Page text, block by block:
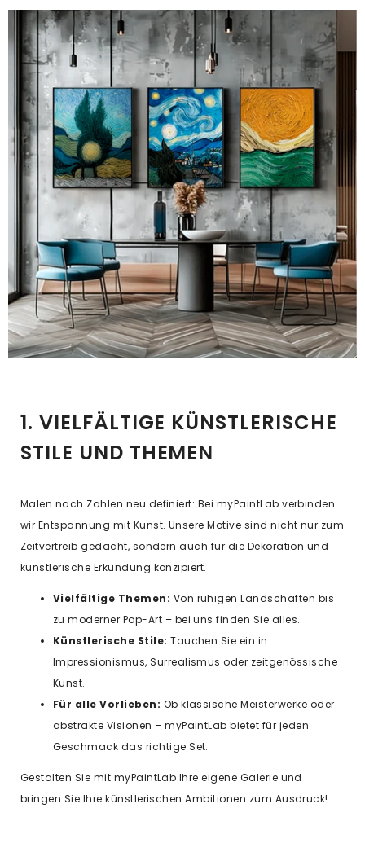
1. VIELFÄLTIGE KÜNSTLERISCHE
STILE UND THEMEN
Malen nach Zahlen neu definiert: Bei myPaintLab verbinden
wir Entspannung mit Kunst. Unsere Motive sind nicht nur zum
Zeitvertreib gedacht, sondern auch für die Dekoration und
künstlerische Erkundung konzipiert.
Vielfältige Themen: Von ruhigen Landschaften bis
zu moderner Pop-Art – bei uns finden Sie alles.
Künstlerische Stile: Tauchen Sie ein in
Impressionismus, Surrealismus oder zeitgenössische
Kunst.
Für alle Vorlieben: Ob klassische Meisterwerke oder
abstrakte Visionen – myPaintLab bietet für jeden
Geschmack das richtige Set.
Gestalten Sie mit myPaintLab Ihre eigene Galerie und
bringen Sie Ihre künstlerischen Ambitionen zum Ausdruck!